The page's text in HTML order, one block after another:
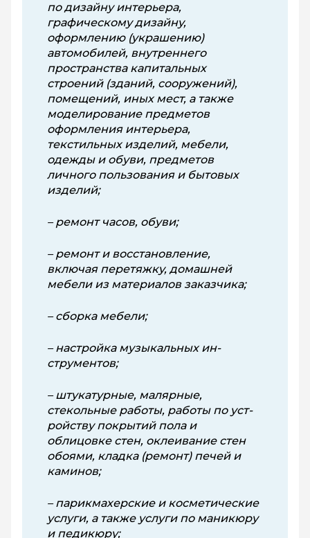
по дизайну интерьера,
графическому дизайну,
оформлению (укра­шению)
автомобилей, вну­треннего
пространства капитальных
строений (зданий, сооружений),
помещений, иных мест, а также
моделирование предметов
оформления интерьера,
текстильных изделий, мебели,
одежды и обуви, предметов
личного пользования и бытовых
изделий;
– ремонт часов, обуви;
– ремонт и восстановление,
включая перетяжку, домашней
мебели из материалов заказчика;
– сборка мебели;
– настройка музыкальных ин­
струментов;
– штукатурные, малярные,
стекольные работы, работы по уст­
ройству покрытий пола и
облицовке стен, оклеивание стен
обоями, кладка (ремонт) печей и
каминов;
– парикмахерские и косметические
услуги, а также услуги по маникюру
и педикюру;